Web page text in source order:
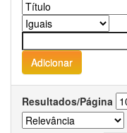
Resultados/Página